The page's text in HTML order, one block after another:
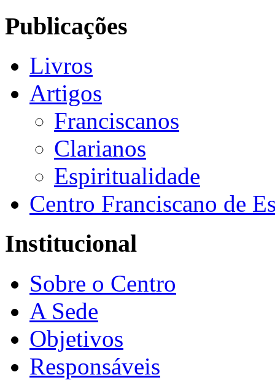
Publicações
Livros
Artigos
Franciscanos
Clarianos
Espiritualidade
Centro Franciscano de
Institucional
Sobre o Centro
A Sede
Objetivos
Responsáveis